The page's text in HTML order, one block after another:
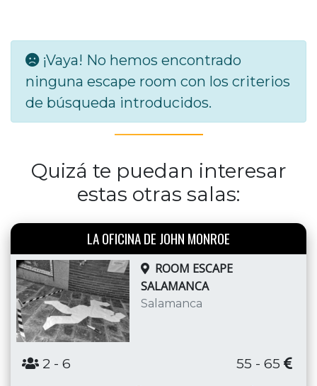
¡Vaya! No hemos encontrado
ninguna escape room con los criterios
de búsqueda introducidos.
Quizá te puedan interesar
estas otras salas:
LA OFICINA DE JOHN MONROE
ROOM ESCAPE
SALAMANCA
Salamanca
2 - 6 55 - 65